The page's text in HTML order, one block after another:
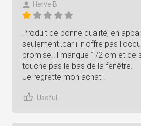
Herve B
Produit de bonne qualité, en
seulement ,car il n'offre pas
promise..il manque 1/2 cm et ce
touche pas le bas de la fenêtre.
Je regrette mon achat !
Useful